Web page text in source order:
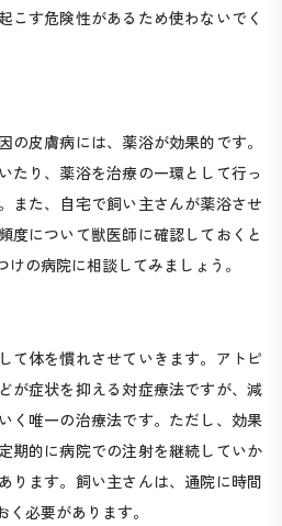
こす危険性があるため使わないでく
の皮膚病には、薬浴が効果的です。
たり、薬浴を治療の一環として行っ
また、自宅で飼い主さんが薬浴させ
度について獣医師に確認しておくと
の病院に相談してみましょう。
て体を慣れさせていきます。アトピ
が症状を抑える対症療法ですが、減
く唯一の治療法です。ただし、効果
期的に病院での注射を継続していか
ります。飼い主さんは、通院に時間
必要があります。